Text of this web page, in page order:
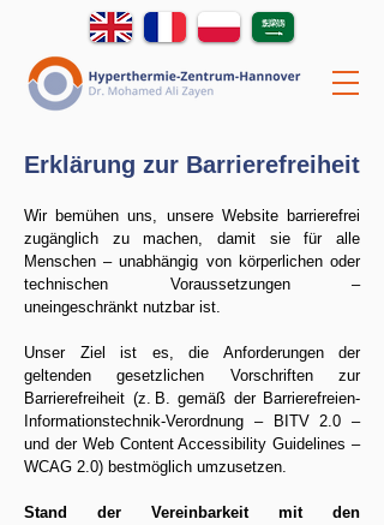
Erklärung zur Barrierefreiheit
Wir bemühen uns, unsere Website barrierefrei
zugänglich zu machen, damit sie für alle
Menschen – unabhängig von körperlichen oder
technischen Voraussetzungen –
uneingeschränkt nutzbar ist.
​Unser Ziel ist es, die Anforderungen der
geltenden gesetzlichen Vorschriften zur
Barrierefreiheit (z. B. gemäß der Barrierefreien-
Informationstechnik-Verordnung – BITV 2.0 –
und der Web Content Accessibility Guidelines –
WCAG 2.0) bestmöglich umzusetzen.
Stand der Vereinbarkeit mit den